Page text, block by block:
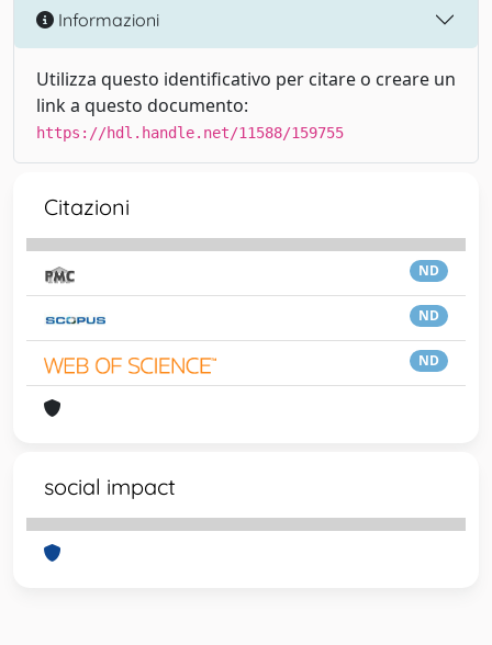
Informazioni
Utilizza questo identificativo per citare o creare un
link a questo documento:
https://hdl.handle.net/11588/159755
Citazioni
ND
ND
ND
social impact